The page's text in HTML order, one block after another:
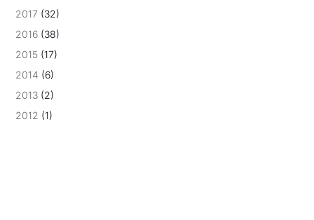
2017 (32)
2016 (38)
2015 (17)
2014 (6)
2013 (2)
2012 (1)